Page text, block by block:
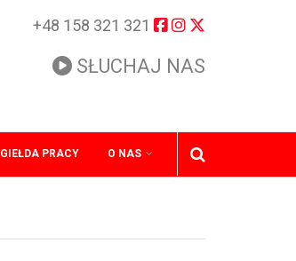
+48 158 321 321
SŁUCHAJ NAS
GIEŁDA PRACY O NAS